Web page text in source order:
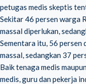
petugas medis skeptis
Sekitar 46 persen warga
massal diperlukan,
Sementara itu, 56 persen
massal, sedangkan 37
Baik tenaga medis
medis, guru dan pekerja